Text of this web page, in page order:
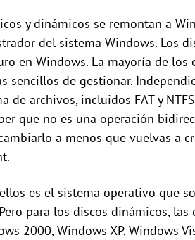
y dinámicos se remontan a
del sistema Windows. Los
en Windows. La mayoría de
sencillos de gestionar.
de archivos, incluidos FAT y
que no es una operación
a menos que vuelvas a
es el sistema operativo que
para los discos dinámicos,
2000, Windows XP, Windows